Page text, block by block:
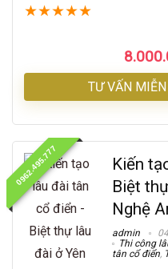
★★★★★
TƯ VẤN
0962.495.777
Kiến
Biệt
Nghệ
admin
Thi công
tân cổ điển,